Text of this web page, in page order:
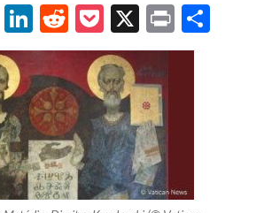
EmailLinkedIn
Reddit
Pocket
X Print